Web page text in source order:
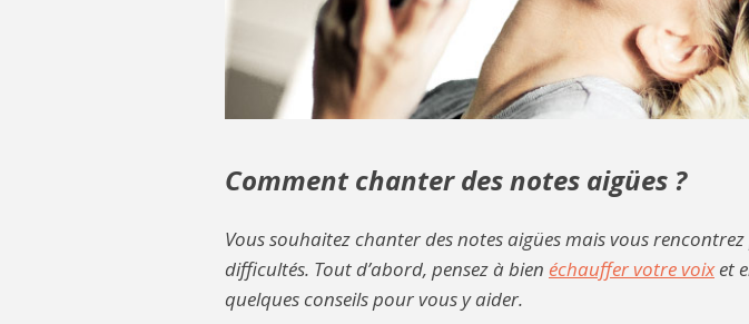
Comment chanter des notes aigües ?
Vous souhaitez chanter des notes aigües mais vous
difficultés. Tout d’abord, pensez à bien échauffer votre voixet
quelques conseils pour vous y aider.